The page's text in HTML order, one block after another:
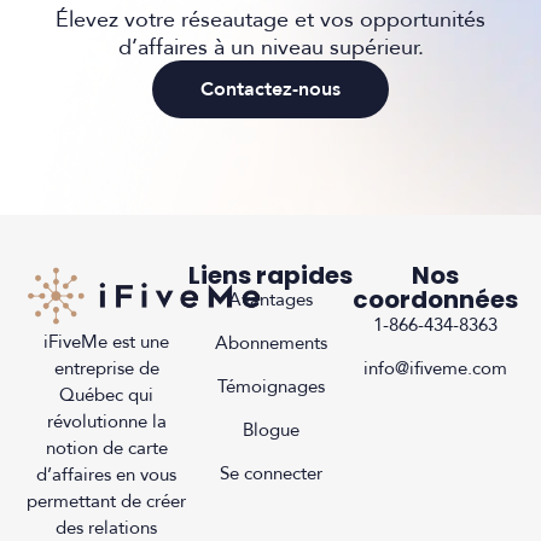
Élevez votre réseautage et vos opportunités
d’affaires à un niveau supérieur.
Contactez-nous
iFiveMe est une
entreprise de
Québec qui
révolutionne la
notion de carte
d’affaires en vous
permettant de créer
des relations
Liens rapides
Avantages
Abonnements
Témoignages
Blogue
Se connecter
Nos
coordonnées
1-866-434-8363
info@ifiveme.com